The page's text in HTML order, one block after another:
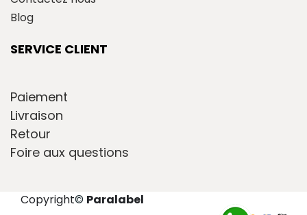
Blog
SERVICE CLIENT
Paiement
Livraison
Retour
Foire aux questions
Copyright© Paralabel